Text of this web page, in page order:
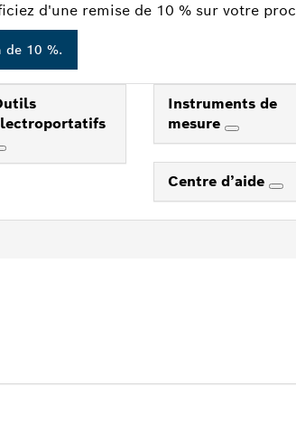
d'une remise de 10 % sur votre
de 10 %.
Instruments de
mesure
Centre d’aide